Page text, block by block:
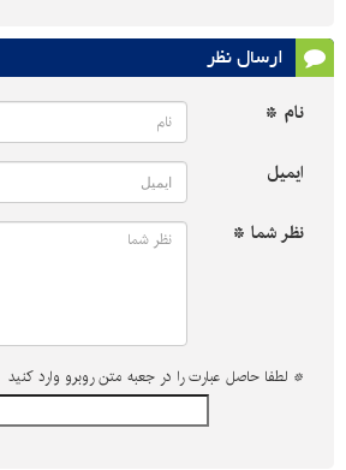
ارسال نظر
نام *
ایمیل
نظر شما *
* لطفا حاصل عبارت را در جعبه متن روبرو وارد کنید